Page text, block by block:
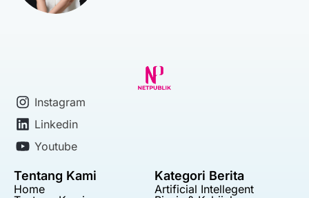
Instagram
Linkedin
Youtube
Tentang Kami
Home
Kategori Berita
Artificial Intellegent